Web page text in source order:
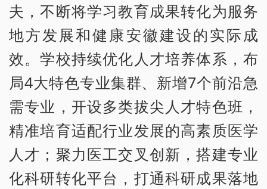
夫，不断将学习教育成果转化为服务
地方发展和健康安徽建设的实际成
效。学校持续优化人才培养体系，布
局4大特色专业集群、新增7个前沿急
需专业，开设多类拔尖人才特色班，
精准培育适配行业发展的高素质医学
人才；聚力医工交叉创新，搭建专业
化科研转化平台，打通科研成果落地